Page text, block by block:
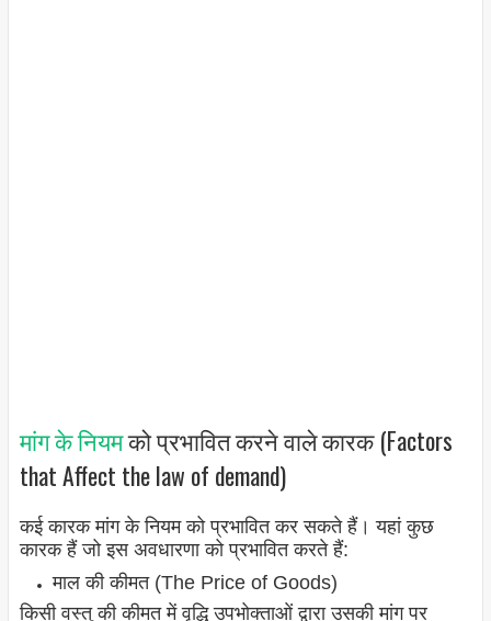
मांग के नियमको प्रभावित करने वाले कारक (Factors
that Affect the law of demand)
कई कारक मांग के नियम को प्रभावित कर सकते हैं। यहां कुछ
कारक हैं जो इस अवधारणा को प्रभावित करते हैं:
माल की कीमत (The Price of Goods)
किसी वस्तु की कीमत में वृद्धि उपभोक्ताओं द्वारा उसकी मांग पर